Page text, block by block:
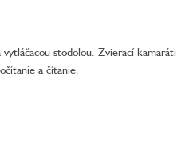
stodolou. Zvierací kamaráti
a čítanie.